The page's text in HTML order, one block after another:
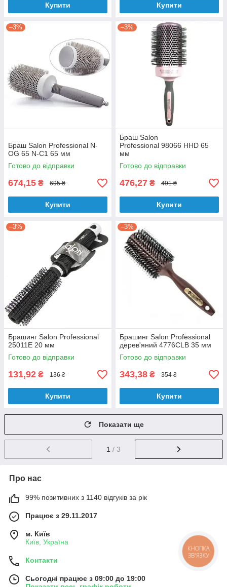
Купити Купити
–3%
Браш Salon Professional N-
OG 65 N-C1 65 мм
Готово до відправки
674,15 ₴ 695 ₴
Купити
–3%
Браш Salon
Professional 98066 HHD 65
мм
Готово до відправки
476,27 ₴ 491 ₴
Купити
–3%
Брашинг Salon Professional
25011Е 20 мм
Готово до відправки
131,92 ₴ 136 ₴
Купити
–3%
Брашинг Salon Professional
дерев'яний 4776CLB 35 мм
Готово до відправки
343,38 ₴ 354 ₴
Купити
Показати ще
1 / 3
Про нас
99% позитивних з 1140 відгуків за рік
Працює з 29.11.2017
м. Київ
Київ, Україна
Контакти
Сьогодні працює з 09:00 до 19:00
КНОПКА
ЗВ'ЯЗКУ